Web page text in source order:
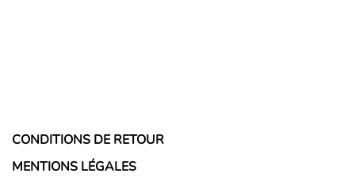
CONDITIONS DE RETOUR
MENTIONS LÉGALES